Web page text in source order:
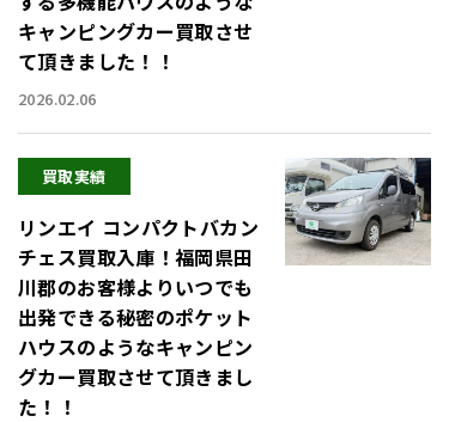
キャンピングカー買取させ
て頂きました！！
2026.02.06
買取実績
リンエイ コンパクトバカン
チェス買取入庫！福岡県田
川郡のお客様よりいつでも
出発できる秘密のポケット
ハウスのようなキャンピン
グカー買取させて頂きまし
た！！